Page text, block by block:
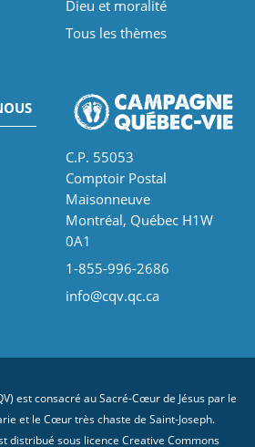
Dieu et moralité
Tous les thèmes
C.P. 55053
Comptoir Postal
Maisonneuve
Montréal, Québec H1W
0A1
1-855-996-2686
info@cqv.qc.ca
est consacré au Sacré-Cœur de Jésus par le
et le Cœur très chaste de Saint-Joseph.
distribué sous licence Creative Commons